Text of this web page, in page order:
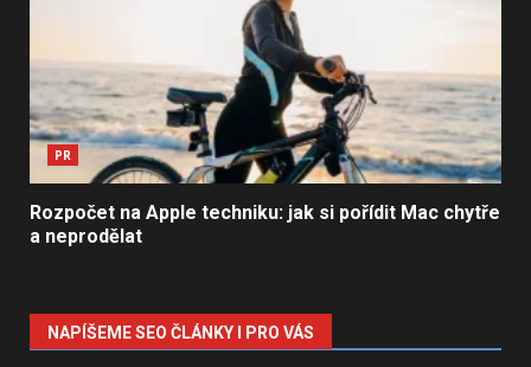
PR
Rozpočet na Apple techniku: jak si pořídit Mac chytře
a neprodělat
NAPÍŠEME SEO ČLÁNKY I PRO VÁS